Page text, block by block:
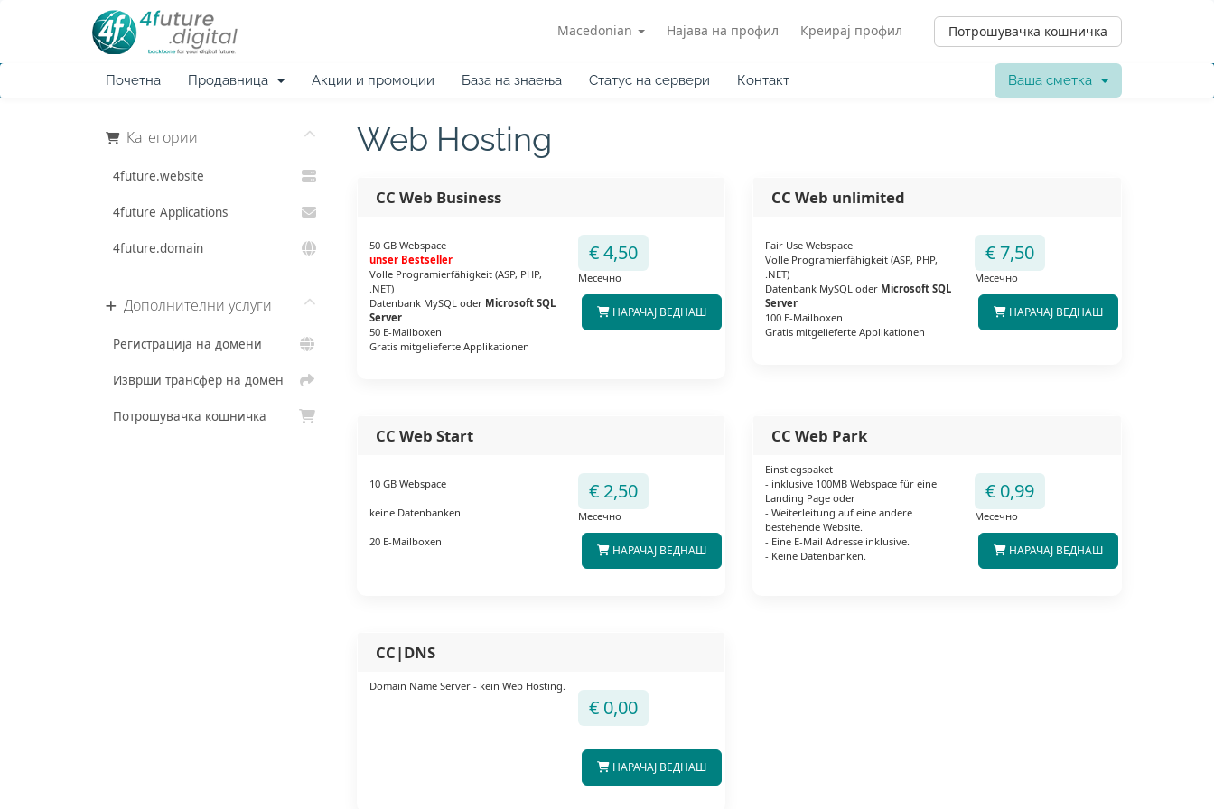
Macedonian Најава на профил Креирај профил Потрошувачка кошничка
Почетна Продавница Акции и промоции База на знаења Статус на сервери Контакт Ваша сметка
Категории
4future.website
4future Applications
4future.domain
Дополнителни услуги
Регистрација на домени
Изврши трансфер на домен
Потрошувачка кошничка
Web Hosting
CC Web Business
50 GB Webspace
unser Bestseller
Volle Programierfähigkeit (ASP, PHP,
.NET)
Datenbank MySQL oder Microsoft SQL
Server
50 E-Mailboxen
Gratis mitgelieferte Applikationen
€ 4,50
Месечно
НАРАЧАЈ ВЕДНАШ
CC Web unlimited
Fair Use Webspace
Volle Programierfähigkeit (ASP, PHP,
.NET)
Datenbank MySQL oder Microsoft SQL
Server
100 E-Mailboxen
Gratis mitgelieferte Applikationen
€ 7,50
Месечно
НАРАЧАЈ ВЕДНАШ
CC Web Start
10 GB Webspace
keine Datenbanken.
20 E-Mailboxen
€ 2,50
Месечно
НАРАЧАЈ ВЕДНАШ
CC Web Park
Einstiegspaket
- inklusive 100MB Webspace für eine
Landing Page oder
- Weiterleitung auf eine andere
bestehende Website.
- Eine E-Mail Adresse inklusive.
- Keine Datenbanken.
€ 0,99
Месечно
НАРАЧАЈ ВЕДНАШ
CC|DNS
Domain Name Server - kein Web Hosting.
€ 0,00
НАРАЧАЈ ВЕДНАШ